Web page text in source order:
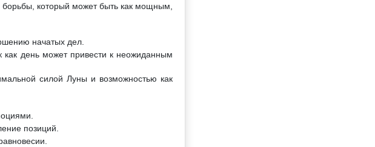
который может быть как мощным,
начатых дел.
как день может привести к неожиданным
силой Луны и возможностью как
позиций.